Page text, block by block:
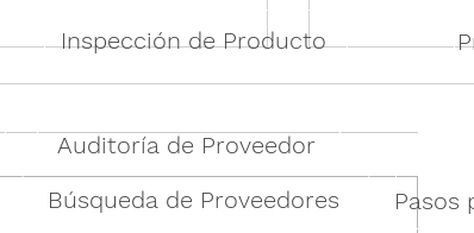
Inspección de Producto
Auditoría de Proveedor
Búsqueda de Proveedores
Pasos